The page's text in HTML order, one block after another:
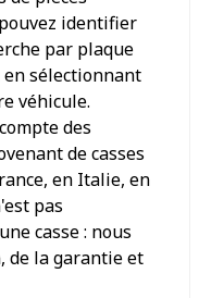
identifier
par plaque
sélectionnant
véhicule.
des
de casses
en Italie, en
pas
casse : nous
de la garantie et